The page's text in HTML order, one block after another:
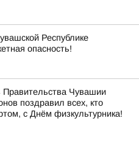
Республике
опасность!
Правительства Чувашии
поздравил всех, кто
с Днём физкультурника!